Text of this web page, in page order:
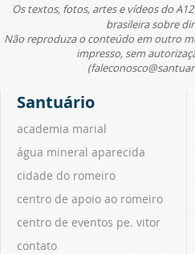
Os textos, fotos, artes e vídeos do
brasileira sobre
Não reproduza o conteúdo em outro
impresso, sem
Santuário
academia marial
água mineral aparecida
cidade do romeiro
centro de apoio ao romeiro
centro de eventos pe. vitor
contato